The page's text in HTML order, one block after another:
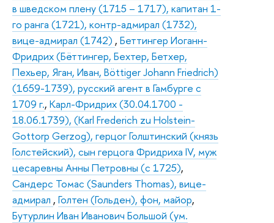
в шведском плену (1715 – 1717), капитан 1-
го ранга (1721), контр-адмирал (1732),
вице-адмирал (1742) , Беттингер Иоганн-
Фридрих (Бёттингер, Бехтер, Бетхер,
Пехьер, Яган, Иван, Böttiger Johann Friedrich)
(1659-1739), русский агент в Гамбурге с
1709 г., Карл-Фридрих (30.04.1700 -
18.06.1739), (Karl Frederich zu Holstein-
Gottorp Gerzog), герцог Голштинский (князь
Голстейский), сын герцога Фридриха IV, муж
цесаревны Анны Петровны (с 1725),
Сандерс Томас (Saunders Thomas), вице-
адмирал , Голтен (Гольден), фон, майор,
Бутурлин Иван Иванович Большой (ум.